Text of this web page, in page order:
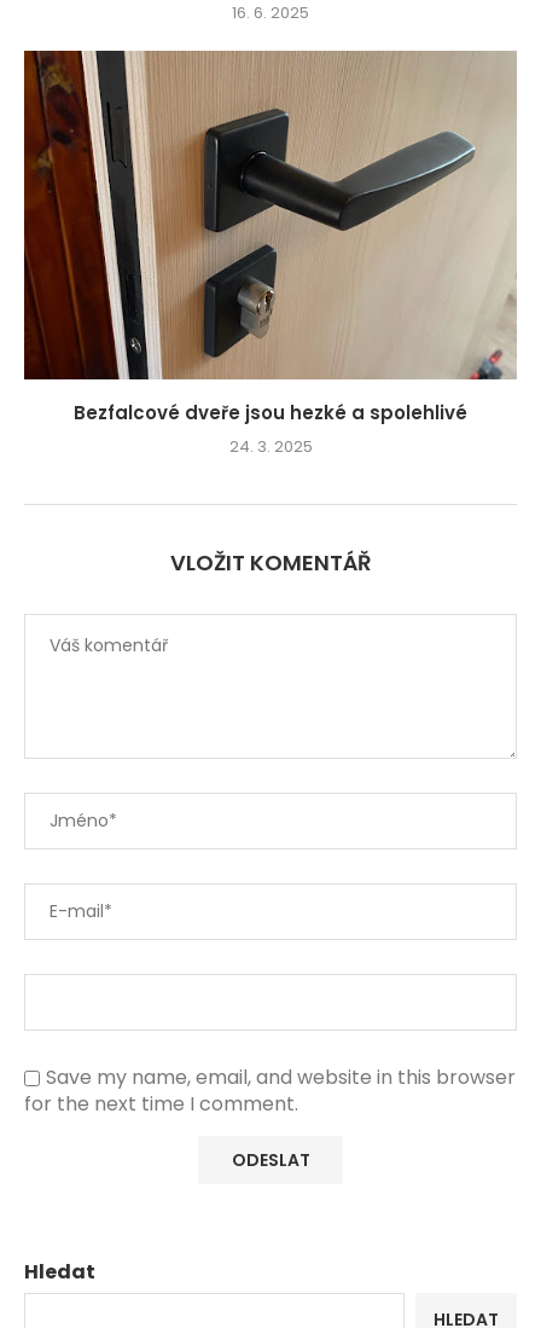
16. 6. 2025
Bezfalcové dveře jsou hezké a spolehlivé
24. 3. 2025
VLOŽIT KOMENTÁŘ
Save my name, email, and website in this browser
for the next time I comment.
Hledat
HLEDAT